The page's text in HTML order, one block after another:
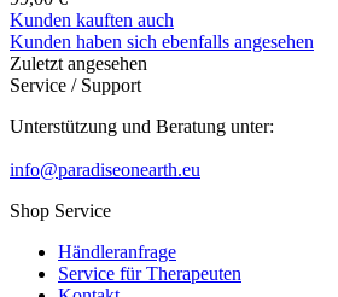
Kunden kauften auch
Kunden haben sich ebenfalls angesehen
Zuletzt angesehen
Service / Support
Unterstützung und Beratung unter:
info@paradiseonearth.eu
Shop Service
Händleranfrage
Service für Therapeuten